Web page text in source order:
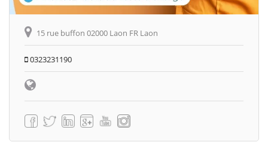
15 rue buffon 02000 Laon FR Laon
0323231190